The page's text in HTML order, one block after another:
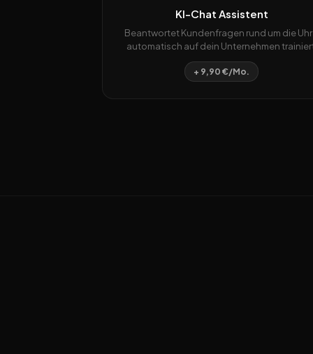
KI-Chat Assistent
Beantwortet Kundenfragen rund um die Uhr
automatisch auf dein Unternehmen
+ 9,90 €/Mo.